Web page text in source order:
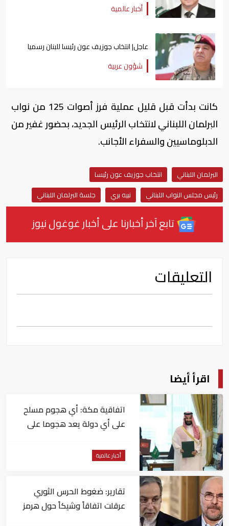
أخبار عالمية
عاجل| انتخاب جوزيف عون رئيسا للبنان رسميا
شؤون عربية
كانت بدأت قبل قليل عملية فرز أصوات 125 من نواب
البرلمان اللبناني لانتخاب الرئيس الجديد، بحضور غفير من
الدبلوماسيين والسفراء الأجانب.
البرلمان اللبناني
انتخاب جوزيف عون رئيسا
رئيس مجلس النواب اللبناني
نبيه بري جلسة البرلمان اللبناني
تابع آخر أخبارنا على أخبار غوغول نيوز
التعليقات
اقرأ أيضا
اتفاقية مكة: أي هجوم مسلح
على أي دولة يعد هجوما على
أخبار عالمية
تقارير: ضغوط الحرس الثوري
عرقلت اتفاقاً وشيكاً حول هرمز